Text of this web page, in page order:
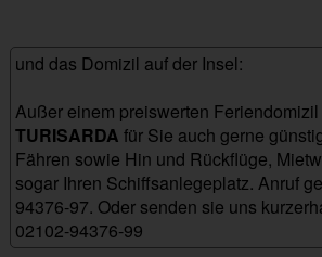
und das Domizil auf der Insel:
Außer einem preiswerten
TURISARDA für Sie auch gerne
Fähren sowie Hin und Rückflüge,
sogar Ihren Schiffsanlegeplatz. Anruf
94376-97. Oder senden sie uns
02102-94376-99